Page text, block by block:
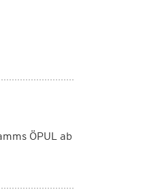
ÖPUL ab